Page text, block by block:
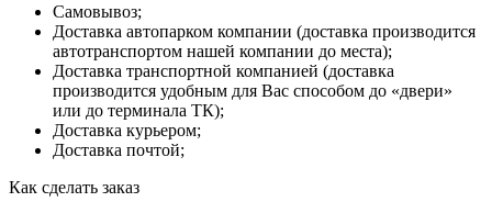
Самовывоз;
Доставка автопарком компании (доставка производится
автотранспортом нашей компании до места);
Доставка транспортной компанией (доставка
производится удобным для Вас способом до «двери»
или до терминала ТК);
Доставка курьером;
Доставка почтой;
Как сделать заказ